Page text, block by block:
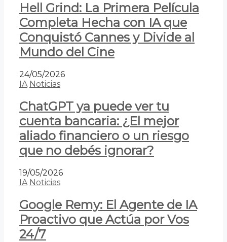
Hell Grind: La Primera Película
Completa Hecha con IA que
Conquistó Cannes y Divide al
Mundo del Cine
24/05/2026
IA Noticias
ChatGPT ya puede ver tu
cuenta bancaria: ¿El mejor
aliado financiero o un riesgo
que no debés ignorar?
19/05/2026
IA Noticias
Google Remy: El Agente de IA
Proactivo que Actúa por Vos
24/7